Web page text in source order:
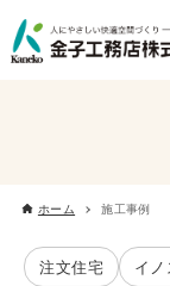
ホーム 施工事例
注文住宅 イ